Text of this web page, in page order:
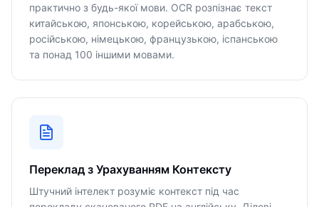
практично з будь-якої мови. OCR розпізнає текст
китайською, японською, корейською, арабською,
російською, німецькою, французькою, іспанською
та понад 100 іншими мовами.
Переклад з Урахуванням Контексту
Штучний інтелект розуміє контекст під час